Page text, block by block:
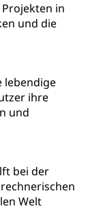
in
und die
lebendige
ihre
und
bei der
Welt